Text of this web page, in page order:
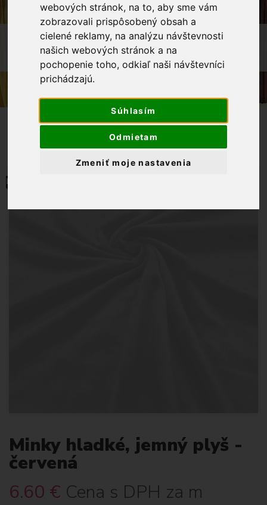
webových stránok, na to, aby sme vám
zobrazovali prispôsobený obsah a
cielené reklamy, na analýzu návštevnosti
našich webových stránok a na
pochopenie toho, odkiaľ naši návštevníci
prichádzajú.
Súhlasím
Odmietam
Zmeniť moje nastavenia
OBCHOD LÁTKY METRÁŽ MINKY
MINKY HLADKÉ, JEMNÝ PLYŠ - ČERVENÁ
MOMENTÁLNE NIE JE NA SKLADE
Minky hladké, jemný plyš -
červená
6.60 € Cena s DPH za m